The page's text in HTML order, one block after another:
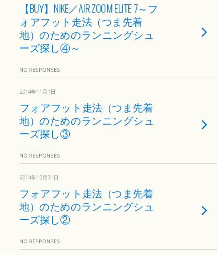
【BUY】NIKE／AIR ZOOM ELITE 7～フ
ォアフット走法（つま先着
地）のためのランニングシュ
ーズ探し④～
NO RESPONSES
2014年11月1日
フォアフット走法（つま先着
地）のためのランニングシュ
ーズ探し③
NO RESPONSES
2014年10月31日
フォアフット走法（つま先着
地）のためのランニングシュ
ーズ探し②
NO RESPONSES